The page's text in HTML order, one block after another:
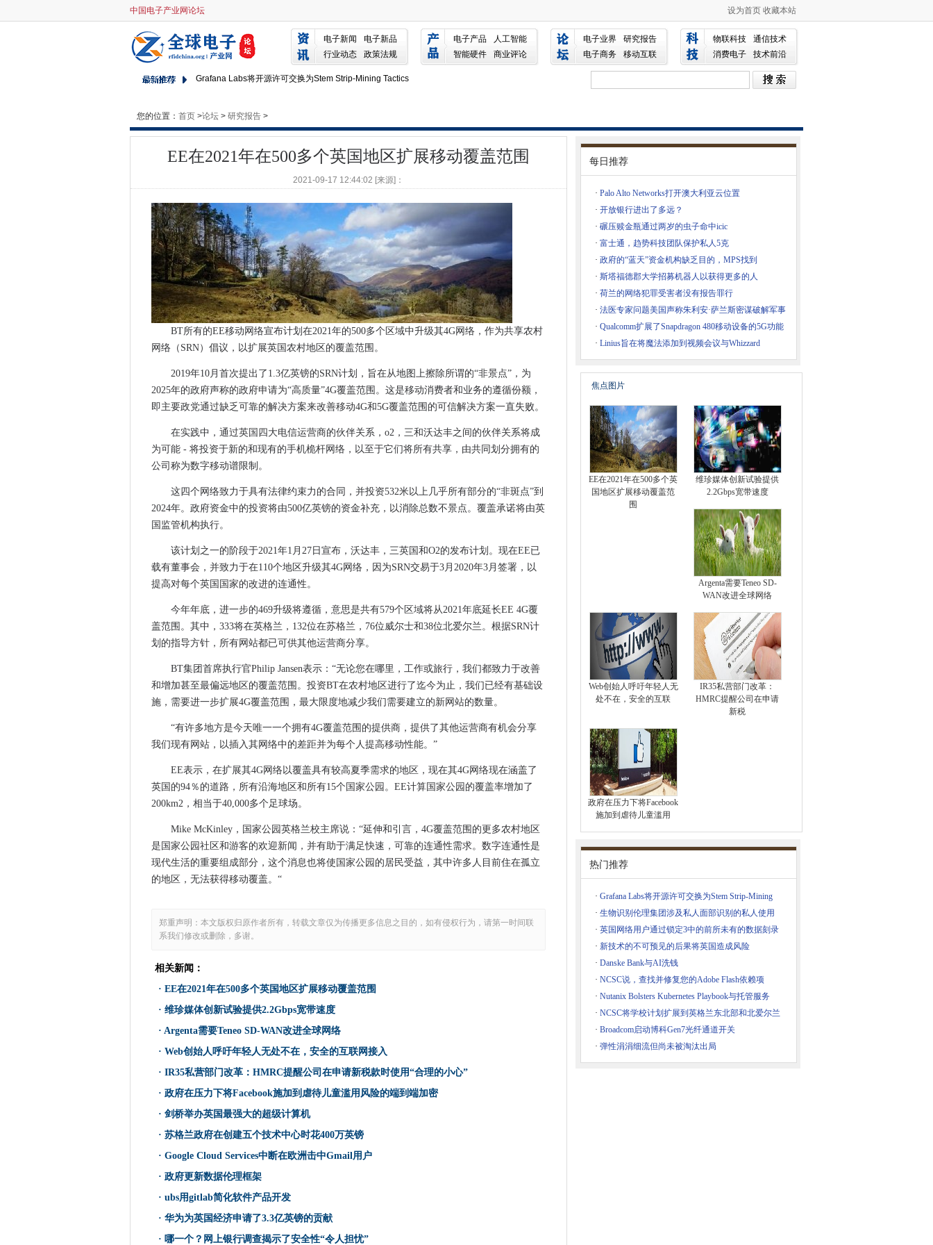
中国电子产业网论坛 设为首页 收藏本站
电子新闻
电子新品
行业动态
政策法规
电子产品
人工智能
智能硬件
商业评论
电子业界
研究报告
电子商务
移动互联
物联科技
通信技术
消费电子
技术前沿
EE在2021年在500多个英国地区扩展移动覆盖范围
Palo Alto Networks打开澳大利亚云位置
谷歌威胁要切断澳大利亚
Grafana Labs将开源许可交换为Stem Strip-Mining Tactics
开放银行进出了多远？
英国AI成熟度速度慢
生物识别伦理集团涉及私人面部识别的私人使用
碾压赎金瓶通过两岁的虫子命中icic
GCHQ规定了网络中AI的道路规则
英国网络用户通过锁定3中的前所未有的数据刻录
Web创始人呼吁年轻人无处不在，安全的互联网接入
富士通，趋势科技团队保护私人5克
比利时警察RAID 200处于涉及加密电话网络的药物运作中
新技术的不可预见的后果将英国造成风险
IR35私营部门改革：HMRC提醒公司在申请新税款时使用“合理的小心”
Danske Bank与AI洗钱
政府在压力下将Facebook施加到虐待儿童滥用风险的端到端加密
斯塔福德郡大学招募机器人以获得更多的人
荷兰银行设置为通过Veeam Backup升级节省500万欧元
NCSC说，查找并修复您的Adobe Flash依赖项
剑桥举办英国最强大的超级计算机
荷兰的网络犯罪受害者没有报告罪行
GSMA呼吁全民政府的数字社会方法
Nutanix Bolsters Kubernetes Playbook与托管服务
苏格兰政府在创建五个技术中心时花400万英镑
法医专家问题美国声称朱利安·萨兰斯密谋破解军事密码
ovhcloud使碳减少承诺的可持续性下降了一倍
Google Cloud Services中断在欧洲击中Gmail用户
Qualcomm扩展了Snapdragon 480移动设备的5G功能
Broadcom启动博科Gen7光纤通道开关
政府更新数据伦理框架
ATOS开发量子计算的Q-Score基准测试
弹性涓涓细流但尚未被淘汰出局
ubs用gitlab简化软件产品开发
NHS在诊断成像项目上跨越大型曼彻斯特
当美国机构袭击时，Fireeye识别网络监控软件中的缺陷
零售机器人的混合祝福
华为为英国经济申请了3.3亿英镑的贡献
贝尔法斯特港口向英国和爱尔兰的第一个5G港口私人网络进行蒸汽
Konvoy小组与IoT跟踪Keg舰队
哪一个？网上银行调查揭示了安全性“令人担忧”
英国议会委员会对Oneweb Satellite项目的价值表示怀疑
谷歌威胁要切断澳大利亚
Grafana Labs将开源许可交换为Stem Strip-Mining Tactics
维珍媒体创新试验提供2.2Gbps宽带速度
开放银行进出了多远？
英国AI成熟度速度慢
生物识别伦理集团涉及私人面部识别的私人使用
Argenta需要Teneo SD-WAN改进全球网络
碾压赎金瓶通过两岁的虫子命中icic
Web创始人呼吁年轻人无处不在，安全的互联网接入
富士通，趋势科技团队保护私人5克
比利时警察RAID 200处于涉及加密电话网络的药物运作中
新技术的不可预见的后果将英国造成风险
您的位置： 首页 >论坛 > 研究报告 >
EE在2021年在500多个英国地区扩展移动覆盖范围
2021-09-17 12:44:02 [来源]：
BT所有的EE移动网络宣布计划在2021年的500多个区域中升级其4G网络，作为共享农村
网络（SRN）倡议，以扩展英国农村地区的覆盖范围。
2019年10月首次提出了1.3亿英镑的SRN计划，旨在从地图上擦除所谓的“非景点”，为
2025年的政府声称的政府申请为“高质量”4G覆盖范围。这是移动消费者和业务的遵循份额，
即主要政党通过缺乏可靠的解决方案来改善移动4G和5G覆盖范围的可信解决方案一直失败。
在实践中，通过英国四大电信运营商的伙伴关系，o2，三和沃达丰之间的伙伴关系将成
为可能 - 将投资于新的和现有的手机桅杆网络，以至于它们将所有共享，由共同划分拥有的
公司称为数字移动谱限制。
这四个网络致力于具有法律约束力的合同，并投资532米以上几乎所有部分的“非斑点”到
2024年。政府资金中的投资将由500亿英镑的资金补充，以消除总数不景点。覆盖承诺将由英
国监管机构执行。
该计划之一的阶段于2021年1月27日宣布，沃达丰，三英国和O2的发布计划。现在EE已
载有董事会，并致力于在110个地区升级其4G网络，因为SRN交易于3月2020年3月签署，以
提高对每个英国国家的改进的连通性。
今年年底，进一步的469升级将遵循，意思是共有579个区域将从2021年底延长EE 4G覆
盖范围。其中，333将在英格兰，132位在苏格兰，76位威尔士和38位北爱尔兰。根据SRN计
划的指导方针，所有网站都已可供其他运营商分享。
BT集团首席执行官Philip Jansen表示：“无论您在哪里，工作或旅行，我们都致力于改善
和增加甚至最偏远地区的覆盖范围。投资BT在农村地区进行了迄今为止，我们已经有基础设
施，需要进一步扩展4G覆盖范围，最大限度地减少我们需要建立的新网站的数量。
“有许多地方是今天唯一一个拥有4G覆盖范围的提供商，提供了其他运营商有机会分享
我们现有网站，以插入其网络中的差距并为每个人提高移动性能。”
EE表示，在扩展其4G网络以覆盖具有较高夏季需求的地区，现在其4G网络现在涵盖了
英国的94％的道路，所有沿海地区和所有15个国家公园。EE计算国家公园的覆盖率增加了
200km2，相当于40,000多个足球场。
Mike McKinley，国家公园英格兰校主席说：“延伸和引言，4G覆盖范围的更多农村地区
是国家公园社区和游客的欢迎新闻，并有助于满足快速，可靠的连通性需求。数字连通性是
现代生活的重要组成部分，这个消息也将使国家公园的居民受益，其中许多人目前住在孤立
的地区，无法获得移动覆盖。“
郑重声明：本文版权归原作者所有，转载文章仅为传播更多信息之目的，如有侵权行为，请第一时间联
系我们修改或删除，多谢。
相关新闻：
· EE在2021年在500多个英国地区扩展移动覆盖范围
· 维珍媒体创新试验提供2.2Gbps宽带速度
· Argenta需要Teneo SD-WAN改进全球网络
· Web创始人呼吁年轻人无处不在，安全的互联网接入
· IR35私营部门改革：HMRC提醒公司在申请新税款时使用“合理的小心”
· 政府在压力下将Facebook施加到虐待儿童滥用风险的端到端加密
· 剑桥举办英国最强大的超级计算机
· 苏格兰政府在创建五个技术中心时花400万英镑
· Google Cloud Services中断在欧洲击中Gmail用户
· 政府更新数据伦理框架
· ubs用gitlab简化软件产品开发
· 华为为英国经济申请了3.3亿英镑的贡献
· 哪一个？网上银行调查揭示了安全性“令人担忧”
每日推荐
· Palo Alto Networks打开澳大利亚云位置
· 开放银行进出了多远？
· 碾压赎金瓶通过两岁的虫子命中icic
· 富士通，趋势科技团队保护私人5克
· 政府的“蓝天”资金机构缺乏目的，MPS找到
· 斯塔福德郡大学招募机器人以获得更多的人
· 荷兰的网络犯罪受害者没有报告罪行
· 法医专家问题美国声称朱利安·萨兰斯密谋破解军事
· Qualcomm扩展了Snapdragon 480移动设备的5G功能
· Linius旨在将魔法添加到视频会议与Whizzard
焦点图片
EE在2021年在500多个英
国地区扩展移动覆盖范
围
维珍媒体创新试验提供
2.2Gbps宽带速度
Argenta需要Teneo SD-
WAN改进全球网络
Web创始人呼吁年轻人无
处不在，安全的互联
IR35私营部门改革：
HMRC提醒公司在申请
新税
政府在压力下将Facebook
施加到虐待儿童滥用
热门推荐
· Grafana Labs将开源许可交换为Stem Strip-Mining
Tactics
· 生物识别伦理集团涉及私人面部识别的私人使用
· 英国网络用户通过锁定3中的前所未有的数据刻录
· 新技术的不可预见的后果将英国造成风险
· Danske Bank与AI洗钱
· NCSC说，查找并修复您的Adobe Flash依赖项
· Nutanix Bolsters Kubernetes Playbook与托管服务
· NCSC将学校计划扩展到英格兰东北部和北爱尔兰
· Broadcom启动博科Gen7光纤通道开关
· 弹性涓涓细流但尚未被淘汰出局